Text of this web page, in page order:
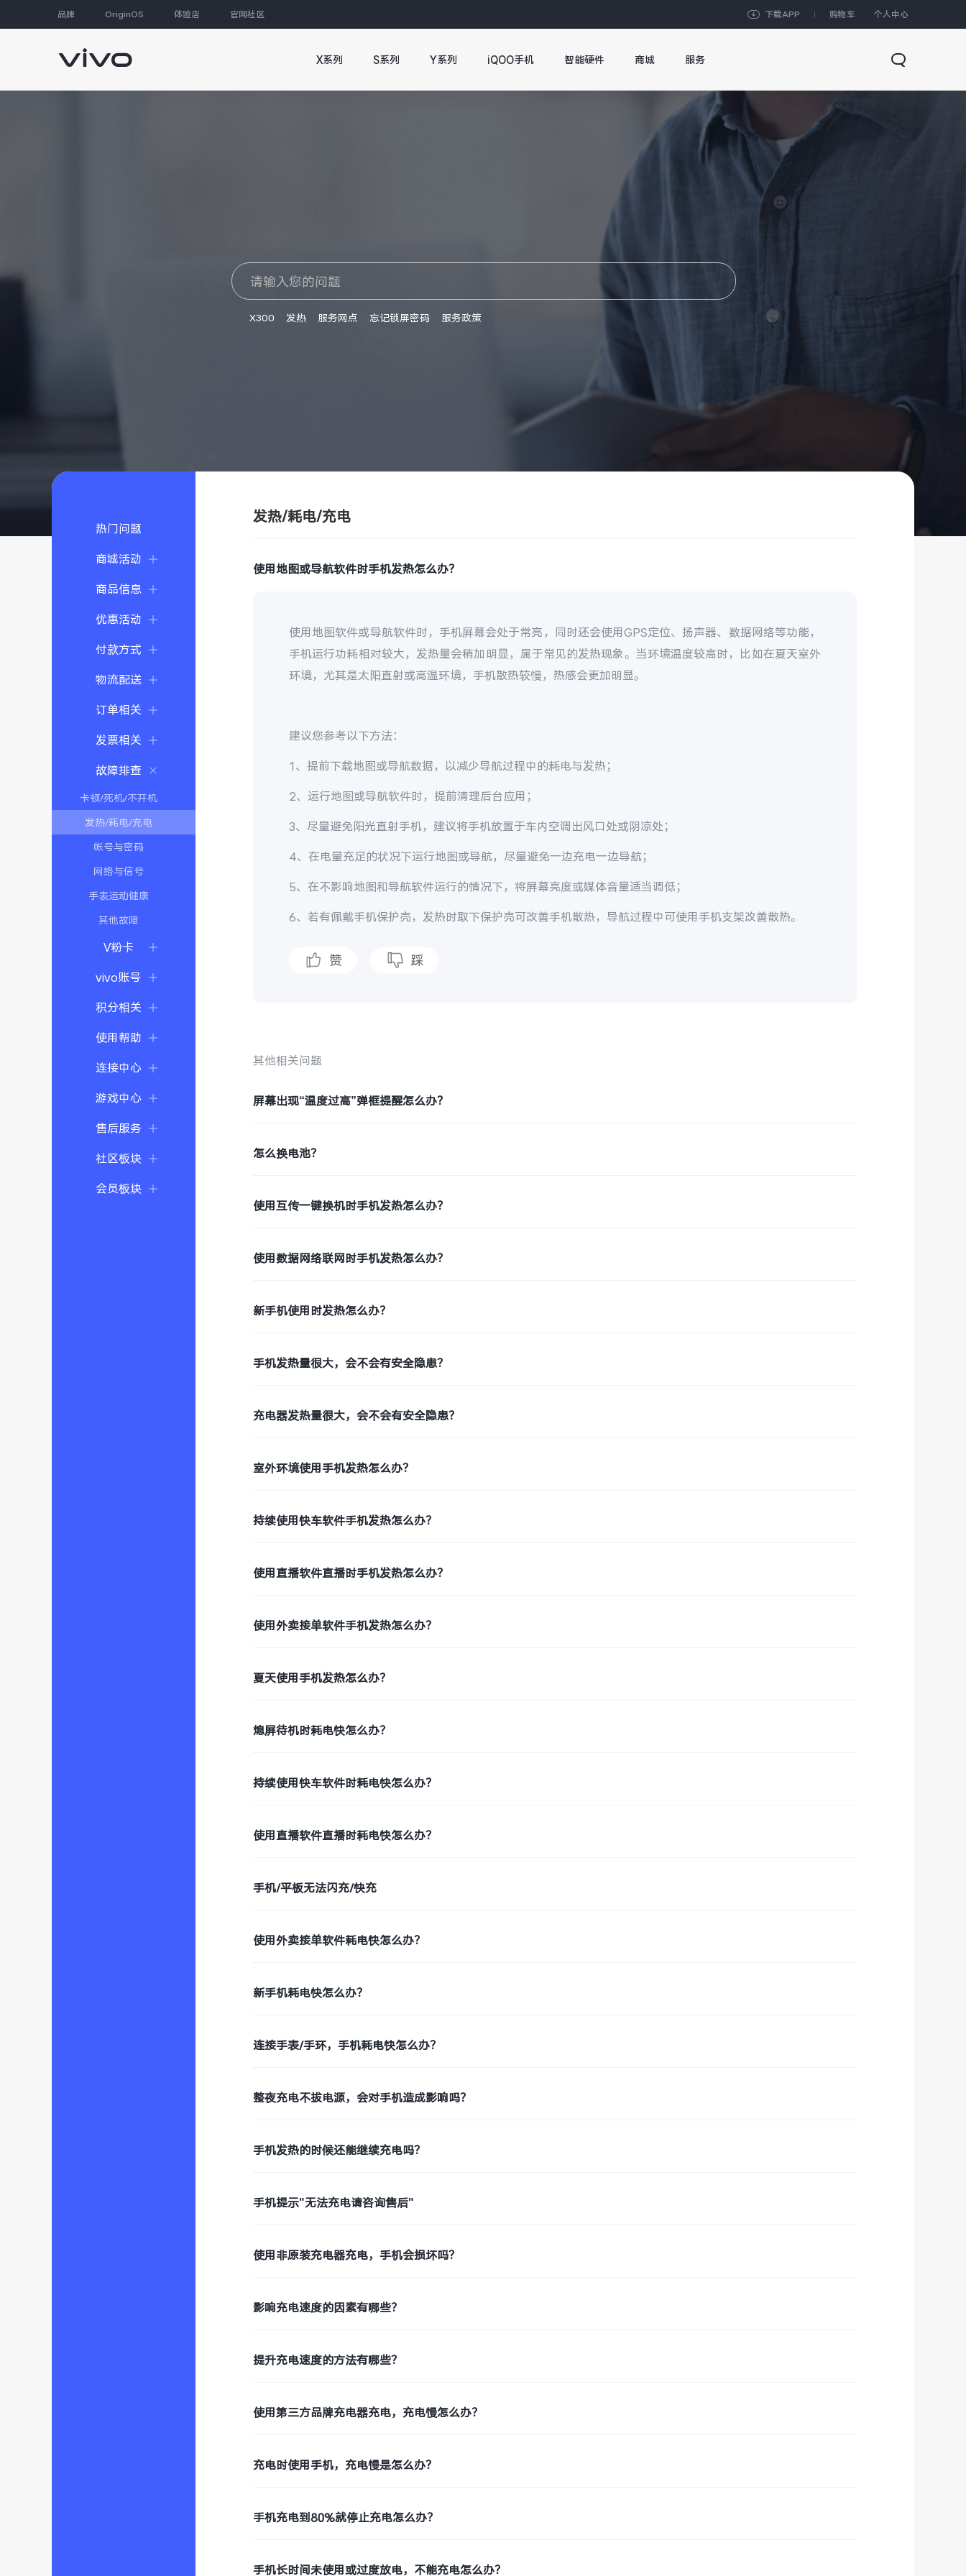
品牌 OriginOS 体验店 官网社区 下载APP 购物车 个人中心
X系列 S系列 Y系列 iQOO手机 智能硬件 商城 服务
X300 发热 服务网点 忘记锁屏密码 服务政策
热门问题
商城活动
商品信息
优惠活动
付款方式
物流配送
订单相关
发票相关
故障排查
卡顿/死机/不开机
发热/耗电/充电
帐号与密码
网络与信号
手表运动健康
其他故障
V粉卡
vivo账号
积分相关
使用帮助
连接中心
游戏中心
售后服务
社区板块
会员板块
发热/耗电/充电
使用地图或导航软件时手机发热怎么办？
使用地图软件或导航软件时，手机屏幕会处于常亮，同时还会使用GPS定位、扬声器、数据网络等功能，
手机运行功耗相对较大，发热量会稍加明显，属于常见的发热现象。当环境温度较高时，比如在夏天室外
环境，尤其是太阳直射或高温环境，手机散热较慢，热感会更加明显。
建议您参考以下方法：
1、提前下载地图或导航数据，以减少导航过程中的耗电与发热；
2、运行地图或导航软件时，提前清理后台应用；
3、尽量避免阳光直射手机，建议将手机放置于车内空调出风口处或阴凉处；
4、在电量充足的状况下运行地图或导航，尽量避免一边充电一边导航；
5、在不影响地图和导航软件运行的情况下，将屏幕亮度或媒体音量适当调低；
6、若有佩戴手机保护壳，发热时取下保护壳可改善手机散热，导航过程中可使用手机支架改善散热。
赞 踩
其他相关问题
屏幕出现“温度过高”弹框提醒怎么办？
怎么换电池？
使用互传一键换机时手机发热怎么办？
使用数据网络联网时手机发热怎么办？
新手机使用时发热怎么办？
手机发热量很大，会不会有安全隐患？
充电器发热量很大，会不会有安全隐患？
室外环境使用手机发热怎么办？
持续使用快车软件手机发热怎么办？
使用直播软件直播时手机发热怎么办？
使用外卖接单软件手机发热怎么办？
夏天使用手机发热怎么办？
熄屏待机时耗电快怎么办？
持续使用快车软件时耗电快怎么办？
使用直播软件直播时耗电快怎么办？
手机/平板无法闪充/快充
使用外卖接单软件耗电快怎么办？
新手机耗电快怎么办？
连接手表/手环，手机耗电快怎么办？
整夜充电不拔电源，会对手机造成影响吗？
手机发热的时候还能继续充电吗？
手机提示"无法充电请咨询售后"
使用非原装充电器充电，手机会损坏吗？
影响充电速度的因素有哪些？
提升充电速度的方法有哪些？
使用第三方品牌充电器充电，充电慢怎么办？
充电时使用手机，充电慢是怎么办？
手机充电到80%就停止充电怎么办？
手机长时间未使用或过度放电，不能充电怎么办？